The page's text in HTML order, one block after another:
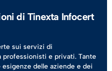
di Tinexta Infocert
sui servizi di
professionisti e privati. Tante
delle aziende e dei